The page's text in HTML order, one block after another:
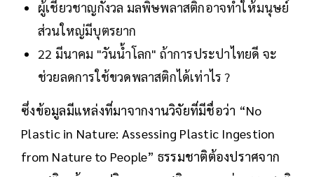
ผู้เชี่ยวชาญกังวล มลพิษพลาสติกอาจทำให้มนุษย์
ส่วนใหญ่มีบุตรยาก
22 มีนาคม "วันน้ำโลก" ถ้าการประปาไทยดี จะ
ช่วยลดการใช้ขวดพลาสติกได้เท่าไร ?
ซึ่งข้อมูลมีแหล่งที่มาจากงานวิจัยที่มีชื่อว่า “No
Plastic in Nature: Assessing Plastic Ingestion
from Nature to People” ธรรมชาติต้องปราศจาก